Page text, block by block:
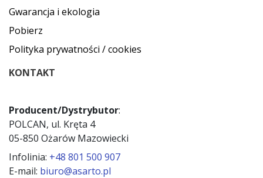
Gwarancja i ekologia
Pobierz
Polityka prywatności / cookies
KONTAKT
Producent/Dystrybutor:
POLCAN, ul. Kręta 4
05-850 Ożarów Mazowiecki
Infolinia: +48 801 500 907
E-mail: biuro@asarto.pl